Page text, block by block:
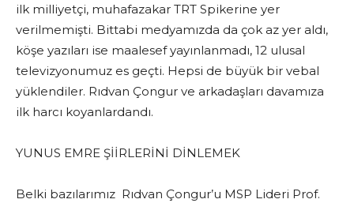
ilk milliyetçi, muhafazakar TRT Spikerine yer
verilmemişti. Bittabi medyamızda da çok az yer aldı,
köşe yazıları ise maalesef yayınlanmadı, 12 ulusal
televizyonumuz es geçti. Hepsi de büyük bir vebal
yüklendiler. Rıdvan Çongur ve arkadaşları davamıza
ilk harcı koyanlardandı.
YUNUS EMRE ŞİİRLERİNİ DİNLEMEK
Belki bazılarımız Rıdvan Çongur’u MSP Lideri Prof.